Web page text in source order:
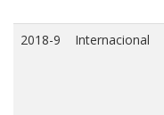
2018-9 Internacional